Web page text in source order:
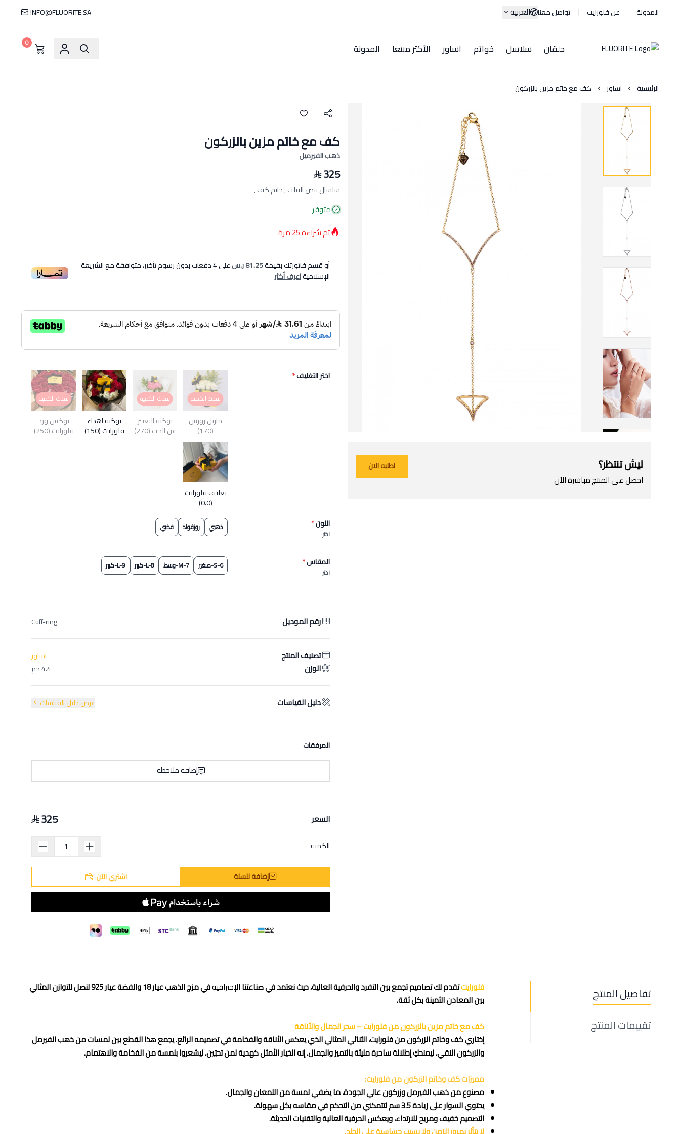
المدونة عن فلورايت تواصل معنا العربية INFO@FLUORITE.SA
حلقان سلاسل خواتم اساور الأكثر مبيعا المدونة 0
الرئيسية اساور كف مع خاتم مزين بالزركون
ليش تنتظر؟
احصل على المنتج مباشرة الآن
اطلبه الان
كف مع خاتم مزين بالزركون
ذهب الفيرميل
325
سلسال نبض القلب ,خاتم كف ,
متوفر
تم شراءه25مرة
أو قسم فاتورتك بقيمة81.25 ر.س على4دفعات بدون رسوم تأخير، متوافقة مع الشريعة
الإسلاميةاعرف أكثر
اختر التغليف*
نفدت الكمية
ماربل روزس
(170)
نفدت الكمية
بوكيه التعبير
عن الحب (270)
بوكيه اهداء
فلورايت (150)
نفدت الكمية
بوكس ورد
فلورايت (250)
تغليف فلورايت
(0.0)
اللون*
اختر
ذهبي روزقولد فضي
المقاس*
اختر
S-6-صغير M-7-وسط L-8-كبير L-9-كبير
رقم الموديل Cuff-ring
تصنيف المنتج اساور
الوزن 4.4 جم
دليل القياسات عرض دليل القياسات
المرفقات
إضافة ملاحظة
السعر 325
الكمية
إضافة للسلة اشتري الآن
تفاصيل المنتج
تقييمات المنتج
فلورايتتقدم لك تصاميم تجمع بين التفرد والحرفية العالية، حيث نعتمد في صناعتناالإحترافية
في مزج الذهب عيار 18 والفضة عيار 925 لنصل للتوازن المثالي
بين المعادن الثمينة بكل ثقة.
كف مع خاتم مزين بالزركون من فلورايت – سحر الجمال والأناقة
إختاري كف وخاتم الزركون من فلورايت، الثنائي المثالي الذي يعكس الأناقة والفخامة في تصميمه الرائع. يجمع هذا القطع بين لمسات من ذهب الفيرمل
والزركون النقي، ليمنحكِ إطلالة ساحرة مليئة بالتميز والجمال. إنه الخيار الأمثل كهدية لمن تحبّين، ليشعروا بلمسة من الفخامة والاهتمام.
مميزات كف وخاتم الزركون من فلورايت:
مصنوع من ذهب الفيرمل وزركون عالي الجودة، ما يضفي لمسة من اللمعان والجمال.
يحتوي السوار على زيادة 3.5 سم لتتمكني من التحكم في مقاسه بكل سهولة.
التصميم خفيف ومريح للارتداء، ويعكس الحرفية العالية والتقنيات الحديثة.